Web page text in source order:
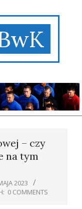
– czy
na tym
2023
0 COMMENTS